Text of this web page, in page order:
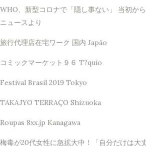
WHO、新型コロナで「隠し事ない」 当初か
ニュースより
旅行代理店在宅ワーク 国内 Japão
コミックマーケット９６ T?quio
Festival Brasil 2019 Tokyo
TAKAJYO TERRAÇO Shizuoka
Roupas 8xx.jp Kanagawa
梅毒が20代女性に急拡大中！「自分だけは大